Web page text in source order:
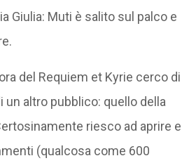
Giulia: Muti è salito sul palco e
del Requiem et Kyrie cerco di
un altro pubblico: quello della
riesco ad aprire e
(qualcosa come 600